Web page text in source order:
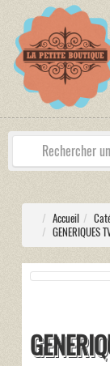
Accueil
GENERIQUES